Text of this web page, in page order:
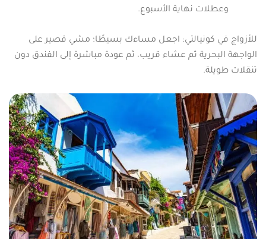
وعطلات نهاية الأسبوع.
للأزواج في كونيالتي: اجعل مساءك بسيطًا؛ مشي قصير على
الواجهة البحرية ثم عشاء قريب، ثم عودة مباشرة إلى الفندق دون
تنقلات طويلة.